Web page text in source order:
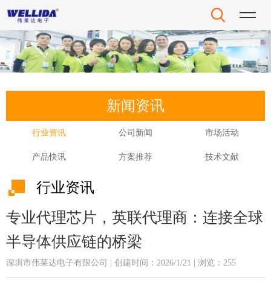
新闻资讯
行业资讯 公司新闻 市场活动
产品快讯 方案推荐 技术文献
行业资讯
专业代理芯片，英联代理商：连接全球
半导体供应链的桥梁
深圳市伟莱达电子有限公司 | 创建时间：2026/1/21 | 浏览：255